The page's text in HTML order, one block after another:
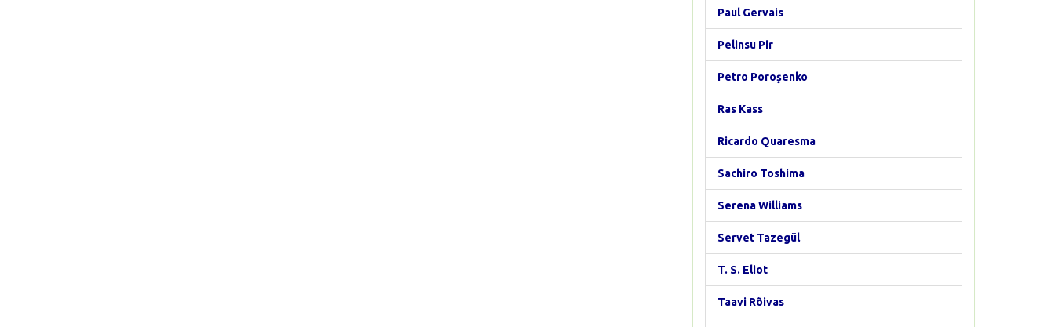
Paul Gervais
Pelinsu Pir
Petro Poroşenko
Ras Kass
Ricardo Quaresma
Sachiro Toshima
Serena Williams
Servet Tazegül
T. S. Eliot
Taavi Rõivas